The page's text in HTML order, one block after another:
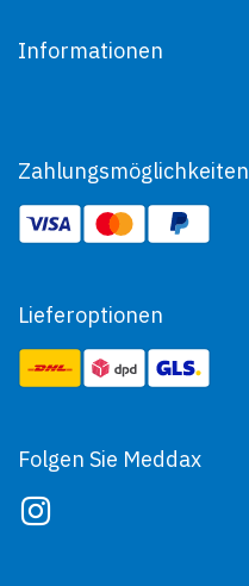
Informationen
Zahlungsmöglichkeiten
Lieferoptionen
Folgen Sie Meddax